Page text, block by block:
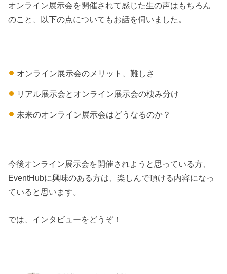
オンライン展示会を開催されて感じた生の声はもちろん
のこと、以下の点についてもお話を伺いました。
オンライン展示会のメリット、難しさ
リアル展示会とオンライン展示会の棲み分け
未来のオンライン展示会はどうなるのか？
今後オンライン展示会を開催されようと思っている方、
EventHubに興味のある方は、楽しんで頂ける内容になっ
ていると思います。
では、インタビューをどうぞ！